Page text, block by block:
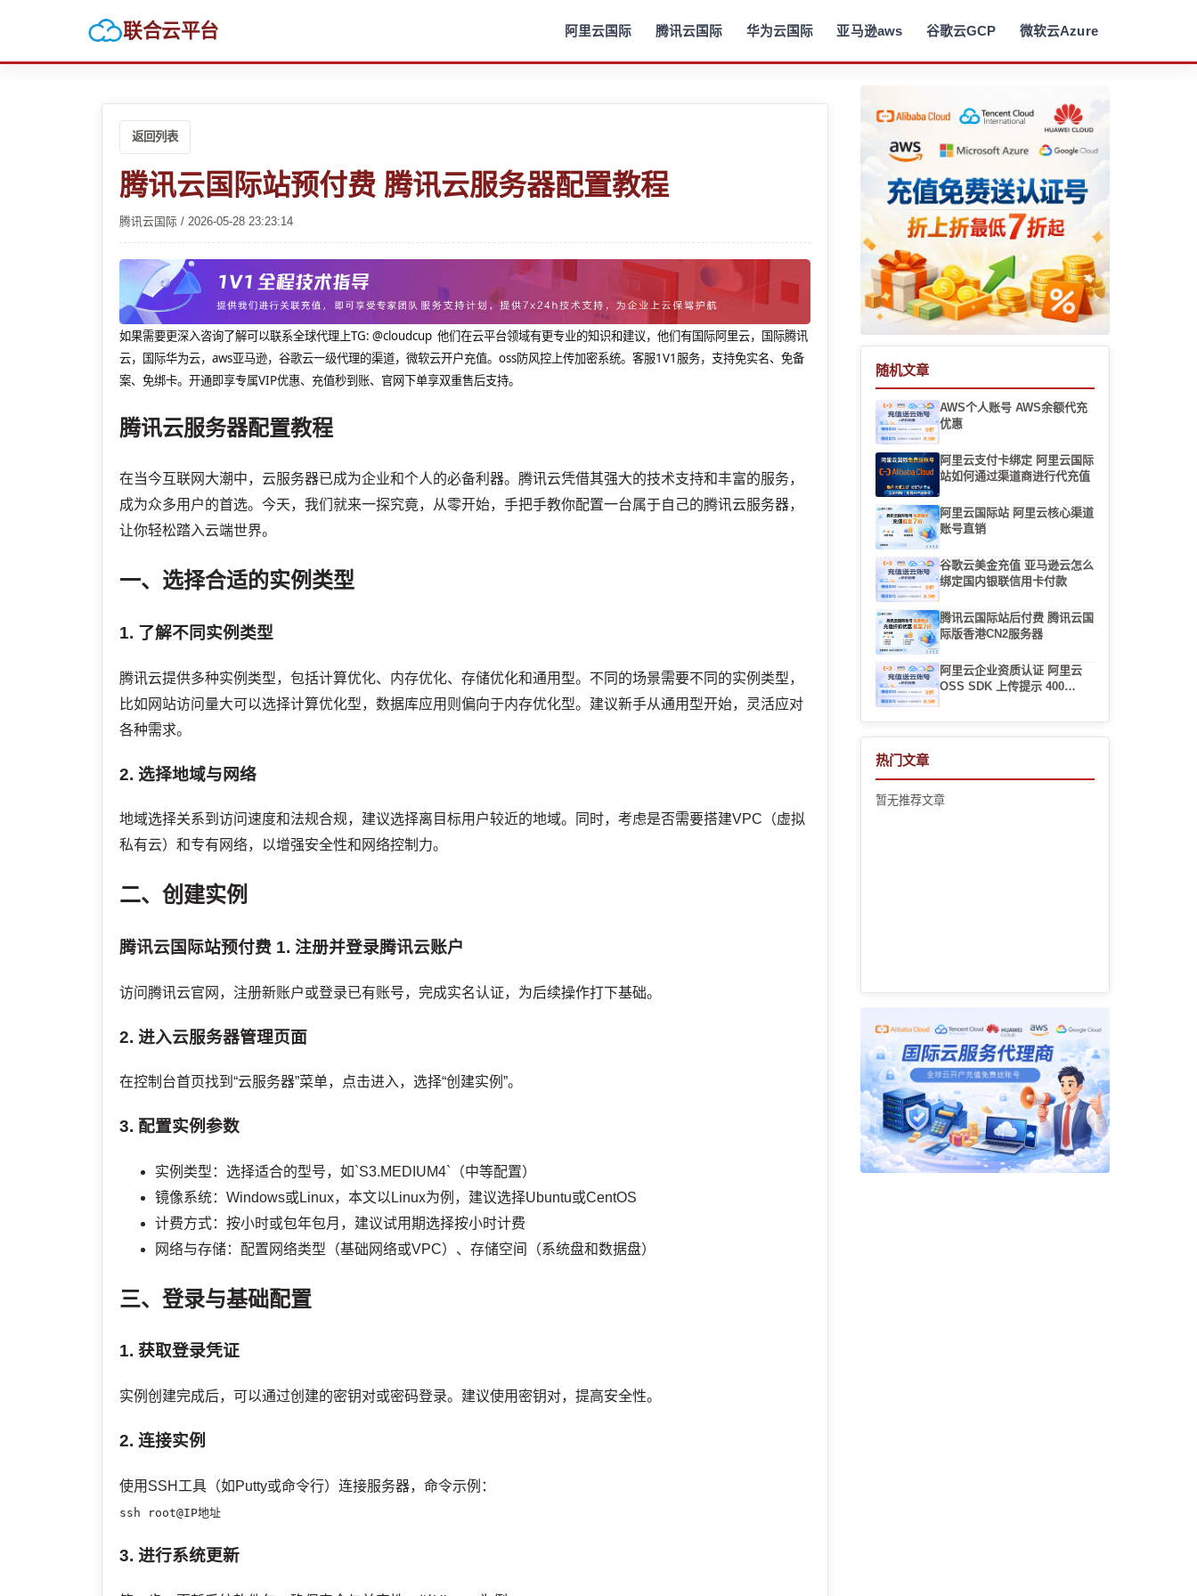
联合云平台 阿里云国际 腾讯云国际 华为云国际 亚马逊aws 谷歌云GCP 微软云Azure
返回列表
腾讯云国际站预付费 腾讯云服务器配置教程
腾讯云国际 / 2026-05-28 23:23:14
如果需要更深入咨询了解可以联系全球代理上TG: @cloudcup 他们在云平台领域有更专业的知识和建议，他们有国际阿里云，国际腾讯
云，国际华为云，aws亚马逊，谷歌云一级代理的渠道，微软云开户充值。oss防风控上传加密系统。客服1V1服务，支持免实名、免备
案、免绑卡。开通即享专属VIP优惠、充值秒到账、官网下单享双重售后支持。
腾讯云服务器配置教程
在当今互联网大潮中，云服务器已成为企业和个人的必备利器。腾讯云凭借其强大的技术支持和丰富的服务，
成为众多用户的首选。今天，我们就来一探究竟，从零开始，手把手教你配置一台属于自己的腾讯云服务器，
让你轻松踏入云端世界。
一、选择合适的实例类型
1. 了解不同实例类型
腾讯云提供多种实例类型，包括计算优化、内存优化、存储优化和通用型。不同的场景需要不同的实例类型，
比如网站访问量大可以选择计算优化型，数据库应用则偏向于内存优化型。建议新手从通用型开始，灵活应对
各种需求。
2. 选择地域与网络
地域选择关系到访问速度和法规合规，建议选择离目标用户较近的地域。同时，考虑是否需要搭建VPC（虚拟
私有云）和专有网络，以增强安全性和网络控制力。
二、创建实例
腾讯云国际站预付费 1. 注册并登录腾讯云账户
访问腾讯云官网，注册新账户或登录已有账号，完成实名认证，为后续操作打下基础。
2. 进入云服务器管理页面
在控制台首页找到“云服务器”菜单，点击进入，选择“创建实例”。
3. 配置实例参数
实例类型：选择适合的型号，如`S3.MEDIUM4`（中等配置）
镜像系统：Windows或Linux，本文以Linux为例，建议选择Ubuntu或CentOS
计费方式：按小时或包年包月，建议试用期选择按小时计费
网络与存储：配置网络类型（基础网络或VPC）、存储空间（系统盘和数据盘）
三、登录与基础配置
1. 获取登录凭证
实例创建完成后，可以通过创建的密钥对或密码登录。建议使用密钥对，提高安全性。
2. 连接实例
使用SSH工具（如Putty或命令行）连接服务器，命令示例：
ssh root@IP地址
3. 进行系统更新
随机文章
AWS个人账号 AWS余额代充
优惠
阿里云支付卡绑定 阿里云国际
站如何通过渠道商进行代充值
阿里云国际站 阿里云核心渠道
账号直销
谷歌云美金充值 亚马逊云怎么
绑定国内银联信用卡付款
腾讯云国际站后付费 腾讯云国
际版香港CN2服务器
阿里云企业资质认证 阿里云
OSS SDK 上传提示 400
热门文章
暂无推荐文章